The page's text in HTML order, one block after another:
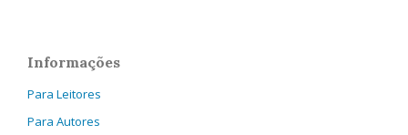
Informações
Para Leitores
Para Autores